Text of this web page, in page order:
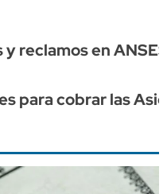
reclamos en
para cobrar las